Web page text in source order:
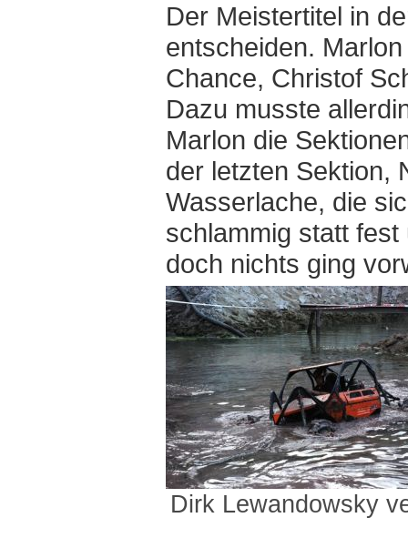
Der Meistertitel in
entscheiden.
Chance, Christof
Dazu musste
Marlon die
der letzten Sektion,
Wasserlache, die
schlammig statt
doch nichts ging
Dirk Lewandowsky